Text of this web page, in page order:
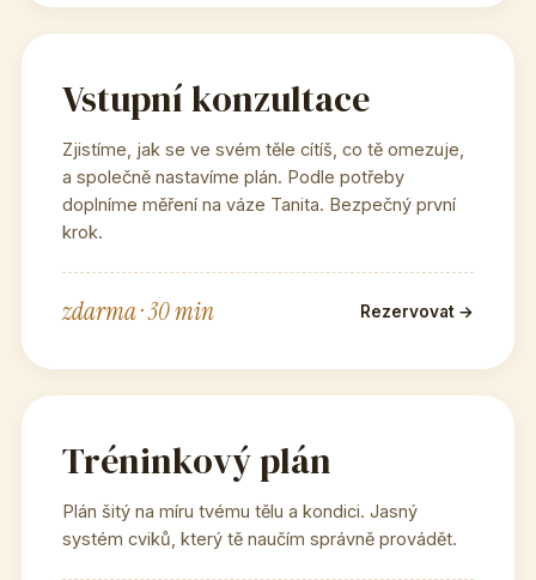
Vstupní konzultace
Zjistíme, jak se ve svém těle cítíš, co tě omezuje,
a společně nastavíme plán. Podle potřeby
doplníme měření na váze Tanita. Bezpečný první
krok.
zdarma · 30 min Rezervovat →
Tréninkový plán
Plán šitý na míru tvému tělu a kondici. Jasný
systém cviků, který tě naučím správně provádět.